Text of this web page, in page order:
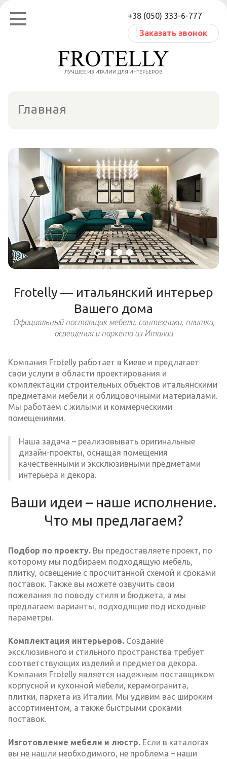
Перейти
содержанию
+38 (050) 333-6-777
Заказать звонок
ЛУЧШЕЕ ИЗ ИТАЛИИ ДЛЯ ИНТЕРЬЕРОВ
Главная
Frotelly — итальянский интерьер
Вашего дома
Официальный поставщик мебели, сантехники, плитки,
освещения и паркета из Италии
Компания Frotelly работает в Киеве и предлагает
свои услуги в области проектирования и
комплектации строительных объектов итальянскими
предметами мебели и облицовочными материалами.
Мы работаем с жилыми и коммерческими
помещениями.
Наша задача – реализовывать оригинальные
дизайн-проекты, оснащая помещения
качественными и эксклюзивными предметами
интерьера и декора.
Ваши идеи – наше исполнение.
Что мы предлагаем?
Подбор по проекту. Вы предоставляете проект, по
которому мы подбираем подходящую мебель,
плитку, освещение с просчитанной схемой и сроками
поставок. Также вы можете озвучить свои
пожелания по поводу стиля и бюджета, а мы
предлагаем варианты, подходящие под исходные
параметры.
Комплектация интерьеров. Создание
эксклюзивного и стильного пространства требует
соответствующих изделий и предметов декора.
Компания Frotelly является надежным поставщиком
корпусной и кухонной мебели, керамогранита,
плитки, паркета из Италии. Мы удивим вас широким
ассортиментом, а также быстрыми сроками
поставок.
Изготовление мебели и люстр. Если в каталогах
вы не нашли необходимого, не проблема – наши